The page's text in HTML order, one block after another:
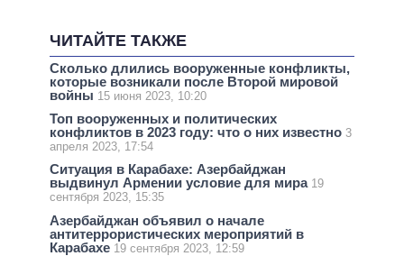
ЧИТАЙТЕ ТАКЖЕ
Сколько длились вооруженные конфликты,
которые возникали после Второй мировой
войны 15 июня 2023, 10:20
Топ вооруженных и политических
конфликтов в 2023 году: что о них известно 3
апреля 2023, 17:54
Ситуация в Карабахе: Азербайджан
выдвинул Армении условие для мира 19
сентября 2023, 15:35
Азербайджан объявил о начале
антитеррористических мероприятий в
Карабахе 19 сентября 2023, 12:59